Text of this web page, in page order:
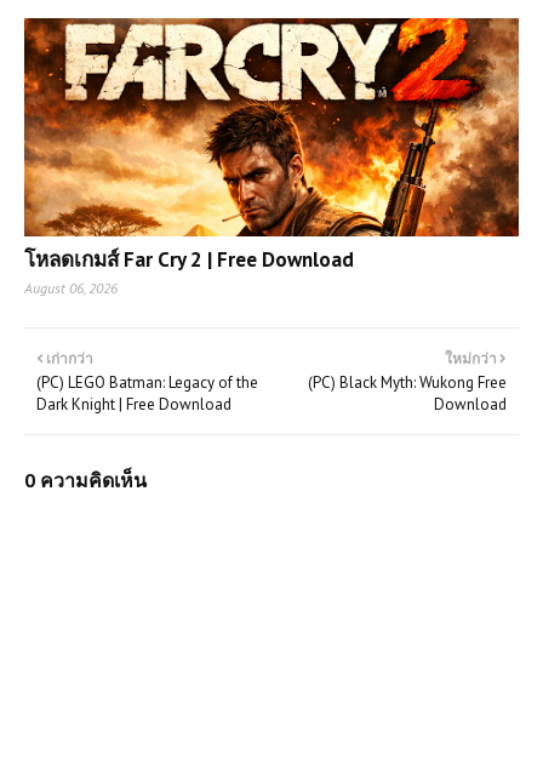
โหลดเกมส์ Far Cry 2 | Free Download
August 06, 2026
ใหม่กว่า
(PC) Black Myth: Wukong Free
Download
เก่ากว่า
(PC) LEGO Batman: Legacy of the
Dark Knight | Free Download
0 ความคิดเห็น
(PC) Tom Clancy’s Splinter Cell:
Chaos Theory – Free Download
(PC) theHunter Call of the Wild |
Free Download
โหลดเกมส์ (PC) ฟรี Clair Obscur:
Expedition 33 สุดยอดเกม RPG แห่งปี
ภาพสวยอลังการ เนื้อเรื่องเข้มข้นที่สายเกม
Download
โหลดเกมส์ (PC) ฟรี Project Motor